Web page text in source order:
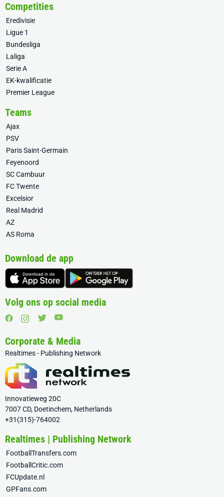
Competities
Eredivisie
Ligue 1
Bundesliga
Laliga
Serie A
EK-kwalificatie
Premier League
Teams
Ajax
PSV
Paris Saint-Germain
Feyenoord
SC Cambuur
FC Twente
Excelsior
Real Madrid
AZ
AS Roma
Download de app
Volg ons op social media
Corporate & Media
Realtimes - Publishing Network
Innovatieweg 20C
7007 CD, Doetinchem, Netherlands
+31(315)-764002
Realtimes | Publishing Network
FootballTransfers.com
FootballCritic.com
FCUpdate.nl
GPFans.com